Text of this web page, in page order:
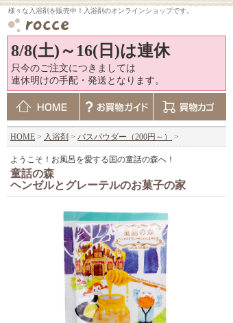
様々な入浴剤を販売中！入浴剤のオンラインショップです。
8/8(土)～16(日)は連休
只今のご注文につきましては
連休明けの手配・発送となります。
HOME > 入浴剤 > バスパウダー（200円～） >
ようこそ！お風呂を愛する国の童話の森へ！
童話の森
ヘンゼルとグレーテルのお菓子の家